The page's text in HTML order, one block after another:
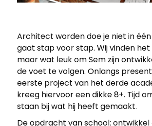
A
r
c
Architect worden doe je niet in
gaat stap voor stap. Wij vinden
maar wat leuk om Sem zijn
de voet te volgen. Onlangs
eerste project van het derde
kreeg hiervoor een dikke 8+. Tijd
staan bij wat hij heeft gemaakt.
De opdracht van school: